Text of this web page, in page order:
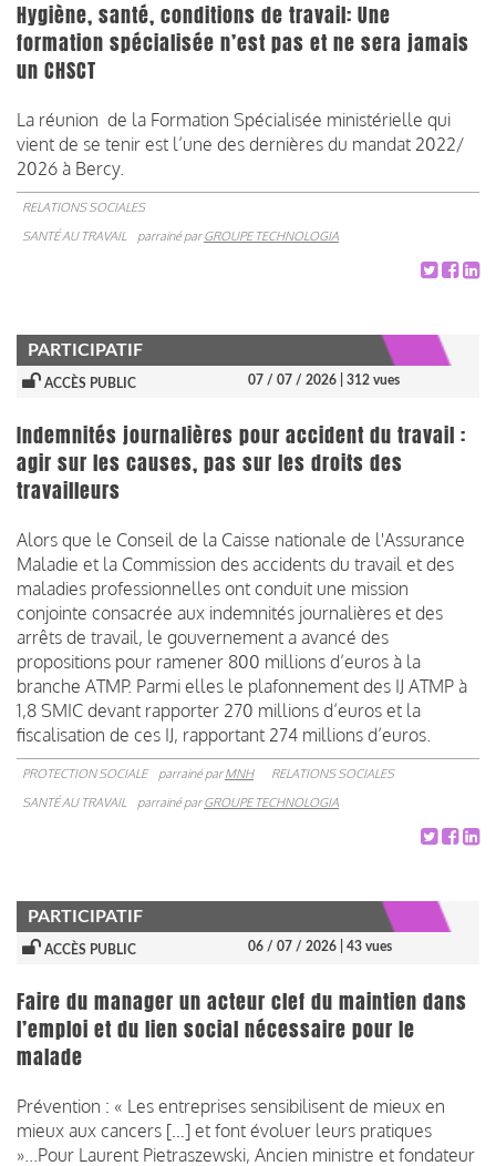
Hygiène, santé, conditions de travail: Une
formation spécialisée n’est pas et ne sera jamais
un CHSCT
La réunion de la Formation Spécialisée ministérielle qui
vient de se tenir est l’une des dernières du mandat 2022/
2026 à Bercy.
RELATIONS SOCIALES
SANTÉ AU TRAVAIL
parrainé parGROUPE TECHNOLOGIA
PARTICIPATIF
ACCÈS PUBLIC 07 / 07 / 2026 | 312 vues
Indemnités journalières pour accident du travail :
agir sur les causes, pas sur les droits des
travailleurs
Alors que le Conseil de la Caisse nationale de l'Assurance
Maladie et la Commission des accidents du travail et des
maladies professionnelles ont conduit une mission
conjointe consacrée aux indemnités journalières et des
arrêts de travail, le gouvernement a avancé des
propositions pour ramener 800 millions d’euros à la
branche ATMP. Parmi elles le plafonnement des IJ ATMP à
1,8 SMIC devant rapporter 270 millions d’euros et la
fiscalisation de ces IJ, rapportant 274 millions d’euros.
PROTECTION SOCIALE parrainé parMNH
RELATIONS SOCIALES
SANTÉ AU TRAVAIL
parrainé parGROUPE TECHNOLOGIA
PARTICIPATIF
ACCÈS PUBLIC 06 / 07 / 2026 | 43 vues
Faire du manager un acteur clef du maintien dans
l’emploi et du lien social nécessaire pour le
malade
Prévention : « Les entreprises sensibilisent de mieux en
mieux aux cancers […] et font évoluer leurs pratiques
»...Pour Laurent Pietraszewski, Ancien ministre et fondateur